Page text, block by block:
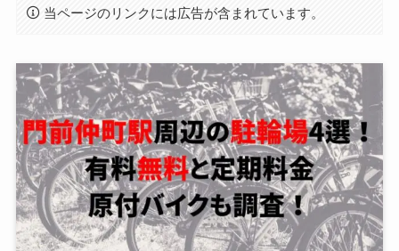
当ページのリンクには広告が含まれています。